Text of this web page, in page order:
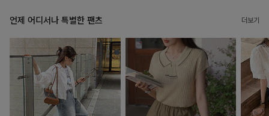
언제 어디서나 특별한 팬츠 더보기